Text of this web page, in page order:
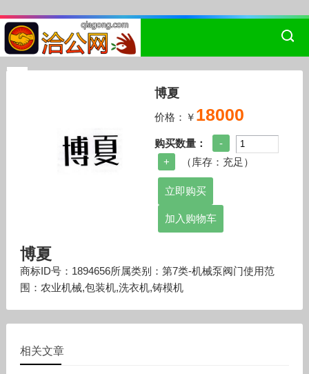
博夏
价格：￥ 18000
购买数量：
（库存： 充足 ）
加入购物车
博夏
商标ID号：1894656所属类别：第7类-机械泵阀门使用范
围：农业机械,包装机,洗衣机,铸模机
相关文章